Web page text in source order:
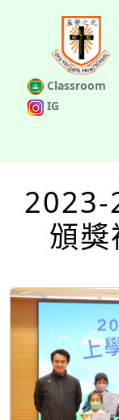
Classroom
IG
2023-
頒獎